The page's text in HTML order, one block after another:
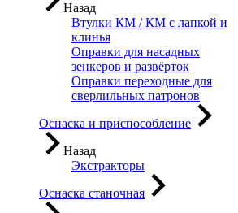
Назад
Втулки КМ / КМ с лапкой и
клинья
Оправки для насадных
зенкеров и развёрток
Оправки переходные для
сверлильных патронов
Оснаска и приспособление
Назад
Экстракторы
Оснаска станочная